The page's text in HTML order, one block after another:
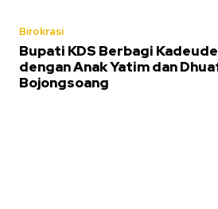
Birokrasi
Bupati KDS Berbagi
dengan Anak Yatim dan
Bojongsoang